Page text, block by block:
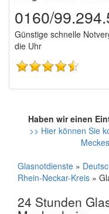
0160/
Günstige schnelle
die Uhr
Haben wir einen
>> Hier können Sie
Glasnotdienste »
Rhein-Neckar-Kreis »
24 Stunden